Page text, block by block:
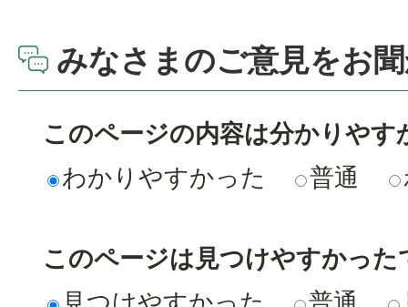
みなさまのご意見をお
このページの内容は分かりやす
わかりやすかった
普通
このページは見つけやすかった